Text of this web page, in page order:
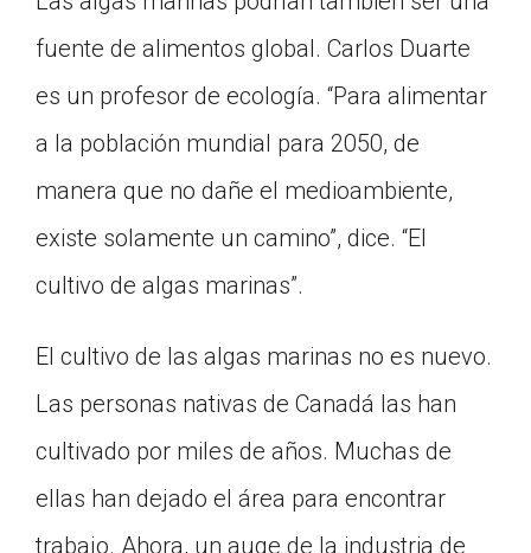
fuente de alimentos global. Carlos Duarte
es un profesor de ecología. “Para alimentar
a la población mundial para 2050, de
manera que no dañe el medioambiente,
existe solamente un camino”, dice. “El
cultivo de algas marinas”.
El cultivo de las algas marinas no es nuevo.
Las personas nativas de Canadá las han
cultivado por miles de años. Muchas de
ellas han dejado el área para encontrar
trabajo. Ahora, un auge de la industria de